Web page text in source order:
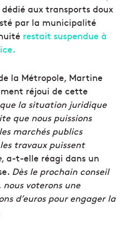
aux transports doux
par la municipalité
restait suspendue à
la Métropole, Martine
réjoui de cette
la situation juridique
que nous puissions
marchés publics
travaux puissent
, a-t-elle réagi dans un
Dès le prochain conseil
voterons une
d’euros pour engager la